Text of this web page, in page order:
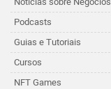
Podcasts
Guias e Tutoriais
Cursos
NFT Games